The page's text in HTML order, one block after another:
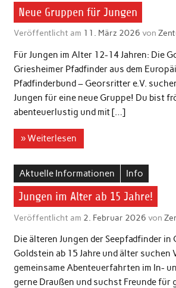
Neue Gruppen für Jungen
Veröffentlicht am 11. März 2026 von
Für Jungen im Alter 12-14 Jahren: Die
Griesheimer Pfadfinder aus dem
Pfadfinderbund – Georsritter e.V.
Jungen für eine neue Gruppe! Du bist
abenteuerlustig und mit […]
» Weiterlesen
Aktuelle Informationen Info
Jungen im Alter ab 15 Jahre!
Veröffentlicht am 2. Februar 2026 von
Die älteren Jungen der Seepfadfinder in
Goldstein ab 15 Jahre und älter
gemeinsame Abenteuerfahrten im In-
gerne Draußen und suchst Freunde für